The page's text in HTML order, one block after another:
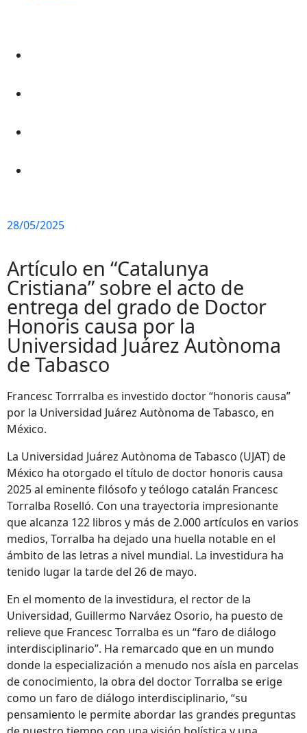
28/05/2025
Artículo en “Catalunya
Cristiana” sobre el acto de
entrega del grado de Doctor
Honoris causa por la
Universidad Juárez Autònoma
de Tabasco
Francesc Torrralba es investido doctor “honoris causa”
por la Universidad Juárez Autònoma de Tabasco, en
México.
La Universidad Juárez Autònoma de Tabasco (UJAT) de
México ha otorgado el título de doctor honoris causa
2025 al eminente filósofo y teólogo catalán Francesc
Torralba Roselló. Con una trayectoria impresionante
que alcanza 122 libros y más de 2.000 artículos en varios
medios, Torralba ha dejado una huella notable en el
ámbito de las letras a nivel mundial. La investidura ha
tenido lugar la tarde del 26 de mayo.
En el momento de la investidura, el rector de la
Universidad, Guillermo Narváez Osorio, ha puesto de
relieve que Francesc Torralba es un “faro de diálogo
interdisciplinario”. Ha remarcado que en un mundo
donde la especialización a menudo nos aísla en parcelas
de conocimiento, la obra del doctor Torralba se erige
como un faro de diálogo interdisciplinario, “su
pensamiento le permite abordar las grandes preguntas